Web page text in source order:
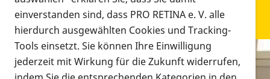
Infomaterial
einverstanden sind, dass PRO RETINA e. V. alle
hierdurch ausgewählten Cookies und Tracking-
Tools einsetzt. Sie können Ihre Einwilligung
jederzeit mit Wirkung für die Zukunft widerrufen,